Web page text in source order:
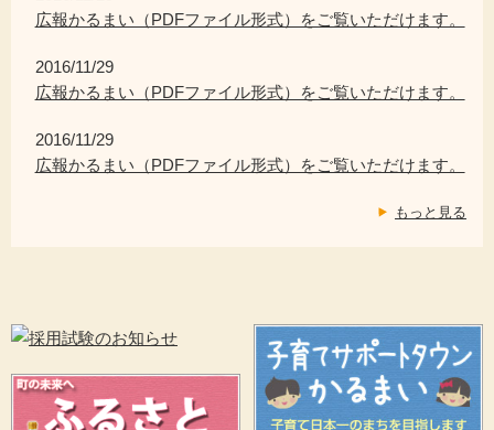
広報かるまい（PDFファイル形式）をご覧いただけます。
2016/11/29
広報かるまい（PDFファイル形式）をご覧いただけます。
2016/11/29
広報かるまい（PDFファイル形式）をご覧いただけます。
もっと見る